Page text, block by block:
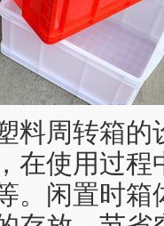
周转箱的
在使用过程
。闲置时箱